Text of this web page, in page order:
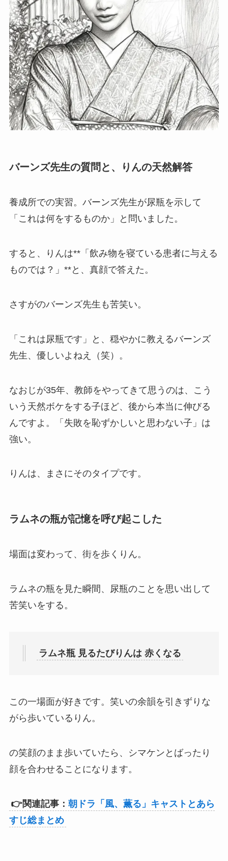
バーンズ先生の質問と、りんの天然解答
養成所での実習。バーンズ先生が尿瓶を示して
「これは何をするものか」と問いました。
すると、りんは**「飲み物を寝ている患者に与える
ものでは？」**と、真顔で答えた。
さすがのバーンズ先生も苦笑い。
「これは尿瓶です」と、穏やかに教えるバーンズ
先生、優しいよねえ（笑）。
なおじが35年、教師をやってきて思うのは、こう
いう天然ボケをする子ほど、後から本当に伸びる
んですよ。「失敗を恥ずかしいと思わない子」は
強い。
りんは、まさにそのタイプです。
ラムネの瓶が記憶を呼び起こした
場面は変わって、街を歩くりん。
ラムネの瓶を見た瞬間、尿瓶のことを思い出して
苦笑いをする。
ラムネ瓶 見るたびりんは 赤くなる
この一場面が好きです。笑いの余韻を引きずりな
がら歩いているりん。
の笑顔のまま歩いていたら、シマケンとばったり
顔を合わせることになります。
👉関連記事： 朝ドラ「風、薫る」キャストとあら
すじ総まとめ